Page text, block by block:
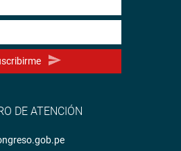
DE ATENCIÓN